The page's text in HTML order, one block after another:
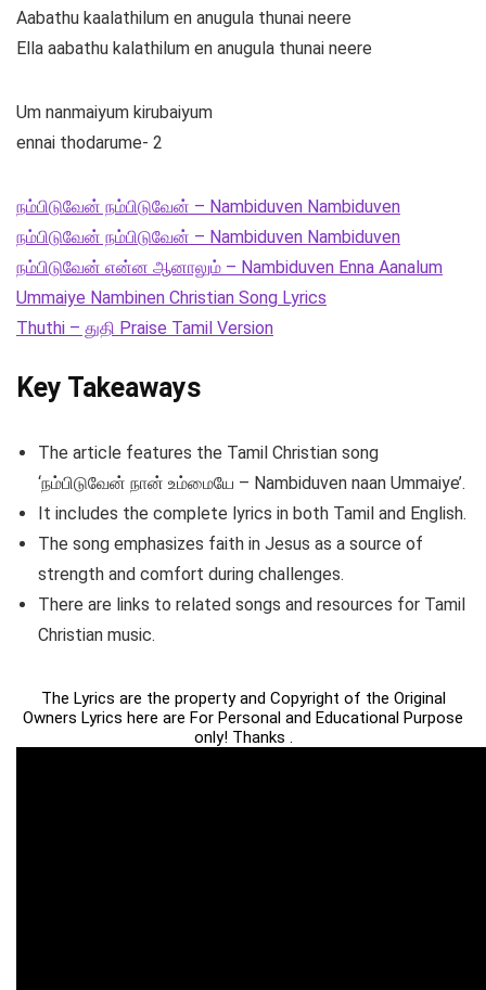
Aabathu kaalathilum en anugula thunai neere
Ella aabathu kalathilum en anugula thunai neere
Um nanmaiyum kirubaiyum
ennai thodarume- 2
நம்பிடுவேன் நம்பிடுவேன் – Nambiduven Nambiduven
நம்பிடுவேன் நம்பிடுவேன் – Nambiduven Nambiduven
நம்பிடுவேன் என்ன ஆனாலும் – Nambiduven Enna Aanalum
Ummaiye Nambinen Christian Song Lyrics
Thuthi – துதி Praise Tamil Version
Key Takeaways
The article features the Tamil Christian song
‘நம்பிடுவேன் நான் உம்மையே – Nambiduven naan Ummaiye’.
It includes the complete lyrics in both Tamil and English.
The song emphasizes faith in Jesus as a source of
strength and comfort during challenges.
There are links to related songs and resources for Tamil
Christian music.
The Lyrics are the property and Copyright of the Original
Owners Lyrics here are For Personal and Educational Purpose
only! Thanks .